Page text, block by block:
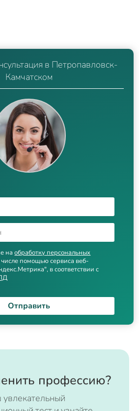
в Петропавловск-
Камчатском
наобработку персональных
числе помощью сервиса веб-
в соответствии с
Отправить
профессию?